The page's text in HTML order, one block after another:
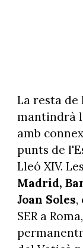
La resta de
mantindrà
amb
punts de
Lleó XIV.
Madrid,
Joan Soles,
SER a